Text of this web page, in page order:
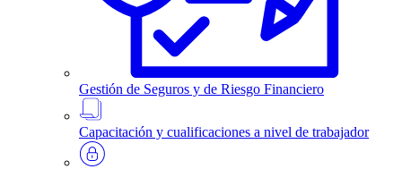
Gestión de Seguros y de Riesgo Financiero
Capacitación y cualificaciones a nivel de trabajador